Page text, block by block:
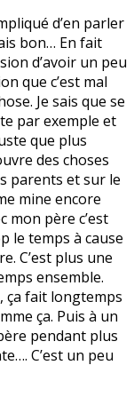
d’en parler
bon… En fait
d’avoir un peu
que c’est mal
Je sais que se
par exemple et
que plus
des choses
parents et sur le
mine encore
mon père c’est
le temps à cause
C’est plus une
ensemble.
ça fait longtemps
ça. Puis à un
pendant plus
C’est un peu